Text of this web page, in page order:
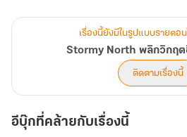
เรื่องนี้ยังมีในรูปแบบรายตอ
Stormy North พลิกวิกฤ
ติดตามเรื่องนี้
อีบุ๊กที่คล้ายกับเรื่องนี้